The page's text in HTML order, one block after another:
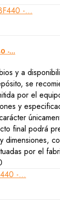
-...
y a
se
por el
y
final podrá
dimensiones,
por el